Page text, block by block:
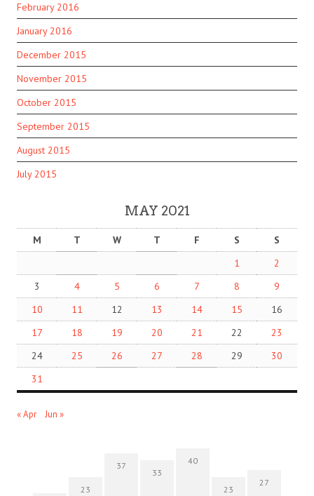
February 2016
January 2016
December 2015
November 2015
October 2015
September 2015
August 2015
July 2015
MAY 2021
M T W T F S
S
1
2
3
4 5 6 7 8
9
10
11 12 13 14 15
16
17
18 19 20 21 22
23
24
25 26 27 28 29
30
31
« Apr Jun »
23
37
33
40
23
27